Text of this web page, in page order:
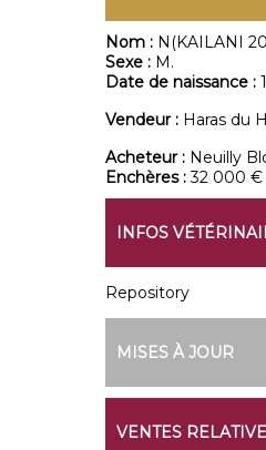
Nom : N(KAILANI
Sexe : M.
Date de naissance :
Vendeur : Haras du
Acheteur : Neuilly
Enchères :32 000 €
INFOS
Repository
MISES À JOUR
VENTES